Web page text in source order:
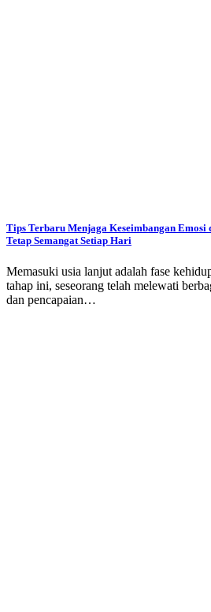
Tips Terbaru Menjaga Keseimbangan
Tetap Semangat Setiap Hari
Memasuki usia lanjut adalah fase
tahap ini, seseorang telah melewati
dan pencapaian…